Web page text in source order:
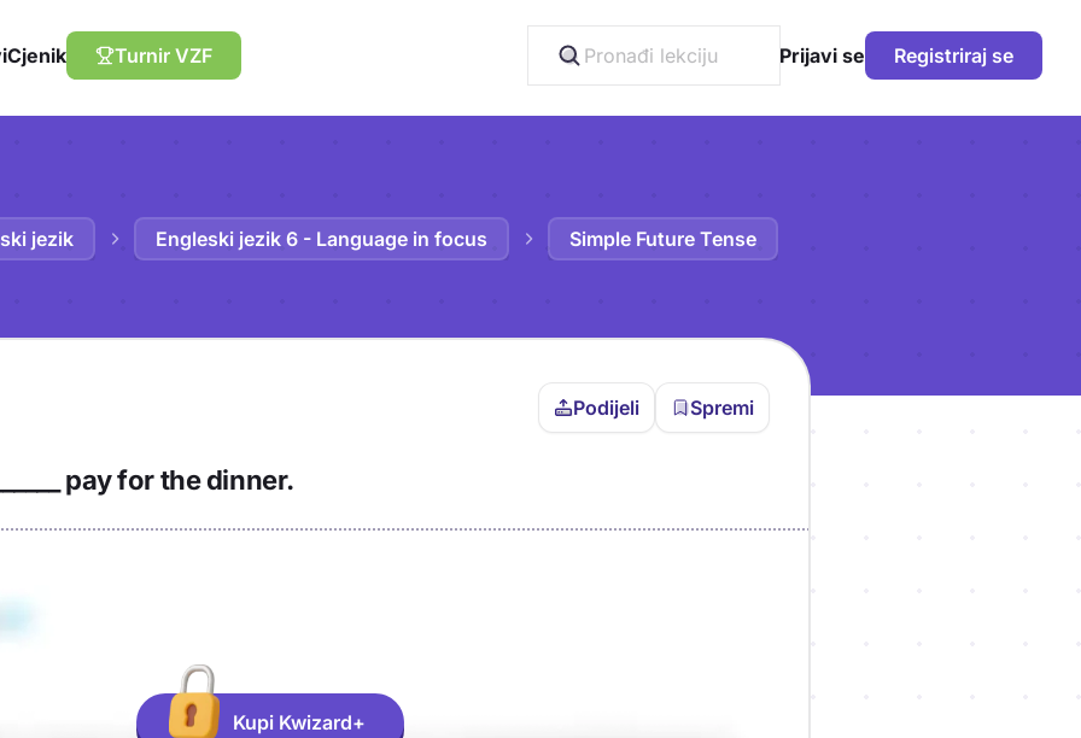
Cjenik Turnir VZF Prijavi se Registriraj se
jezik Engleski jezik 6 - Language in focus Simple Future Tense
Podijeli Spremi
pay for the dinner.
Kupi Kwizard+